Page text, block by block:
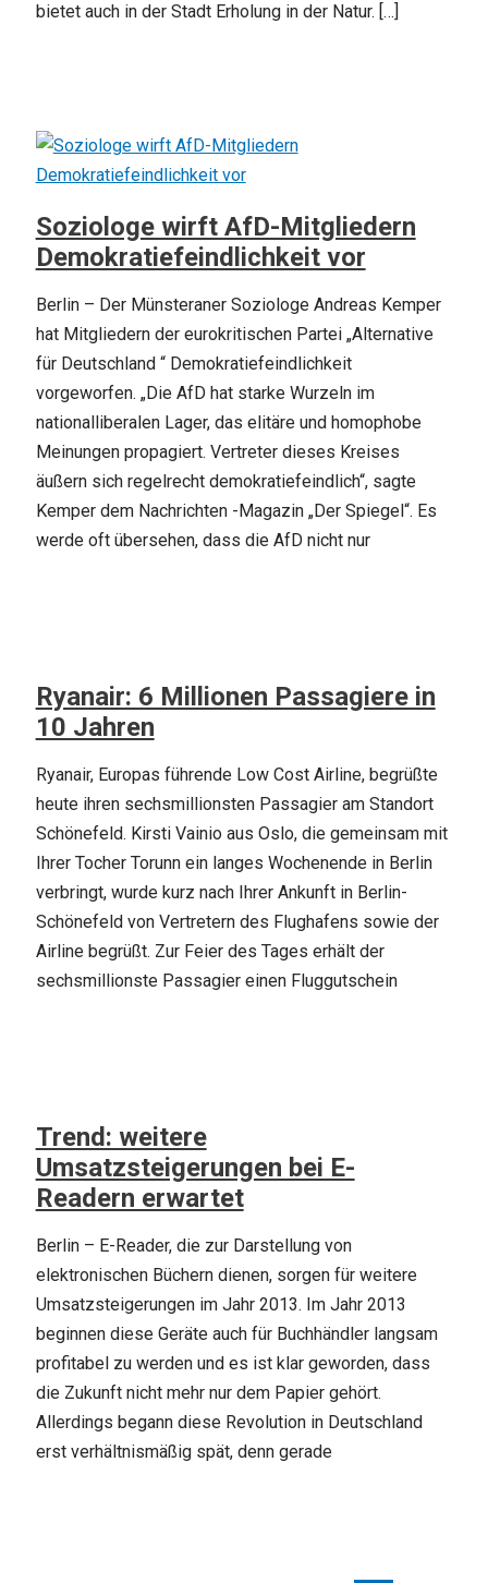
bietet auch in der Stadt Erholung in der Natur. […]
Soziologe wirft AfD-Mitgliedern
Demokratiefeindlichkeit vor
Berlin – Der Münsteraner Soziologe Andreas Kemper
hat Mitgliedern der eurokritischen Partei „Alternative
für Deutschland “ Demokratiefeindlichkeit
vorgeworfen. „Die AfD hat starke Wurzeln im
nationalliberalen Lager, das elitäre und homophobe
Meinungen propagiert. Vertreter dieses Kreises
äußern sich regelrecht demokratiefeindlich“, sagte
Kemper dem Nachrichten -Magazin „Der Spiegel“. Es
werde oft übersehen, dass die AfD nicht nur
Ryanair: 6 Millionen Passagiere in
10 Jahren
Ryanair, Europas führende Low Cost Airline, begrüßte
heute ihren sechsmillionsten Passagier am Standort
Schönefeld. Kirsti Vainio aus Oslo, die gemeinsam mit
Ihrer Tocher Torunn ein langes Wochenende in Berlin
verbringt, wurde kurz nach Ihrer Ankunft in Berlin-
Schönefeld von Vertretern des Flughafens sowie der
Airline begrüßt. Zur Feier des Tages erhält der
sechsmillionste Passagier einen Fluggutschein
Trend: weitere
Umsatzsteigerungen bei E-
Readern erwartet
Berlin – E-Reader, die zur Darstellung von
elektronischen Büchern dienen, sorgen für weitere
Umsatzsteigerungen im Jahr 2013. Im Jahr 2013
beginnen diese Geräte auch für Buchhändler langsam
profitabel zu werden und es ist klar geworden, dass
die Zukunft nicht mehr nur dem Papier gehört.
Allerdings begann diese Revolution in Deutschland
erst verhältnismäßig spät, denn gerade